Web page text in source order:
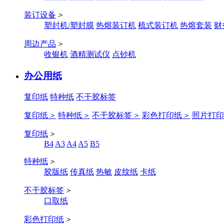
装订设备 ＞
塑封机/塑封膜 热熔装订机 梳式装订机 热熔套装 财
周边产品 ＞
收银机 酒精测试仪 点钞机
办公用纸
复印纸 特种纸 不干胶标签
复印纸 ＞ 特种纸 ＞ 不干胶标签 ＞ 彩色打印纸 ＞ 照片打
复印纸 ＞
B4 A3 A4 A5 B5
特种纸 ＞
胶版纸 传真纸 热敏 皮纹纸 卡纸
不干胶标签 ＞
口取纸
彩色打印纸 ＞